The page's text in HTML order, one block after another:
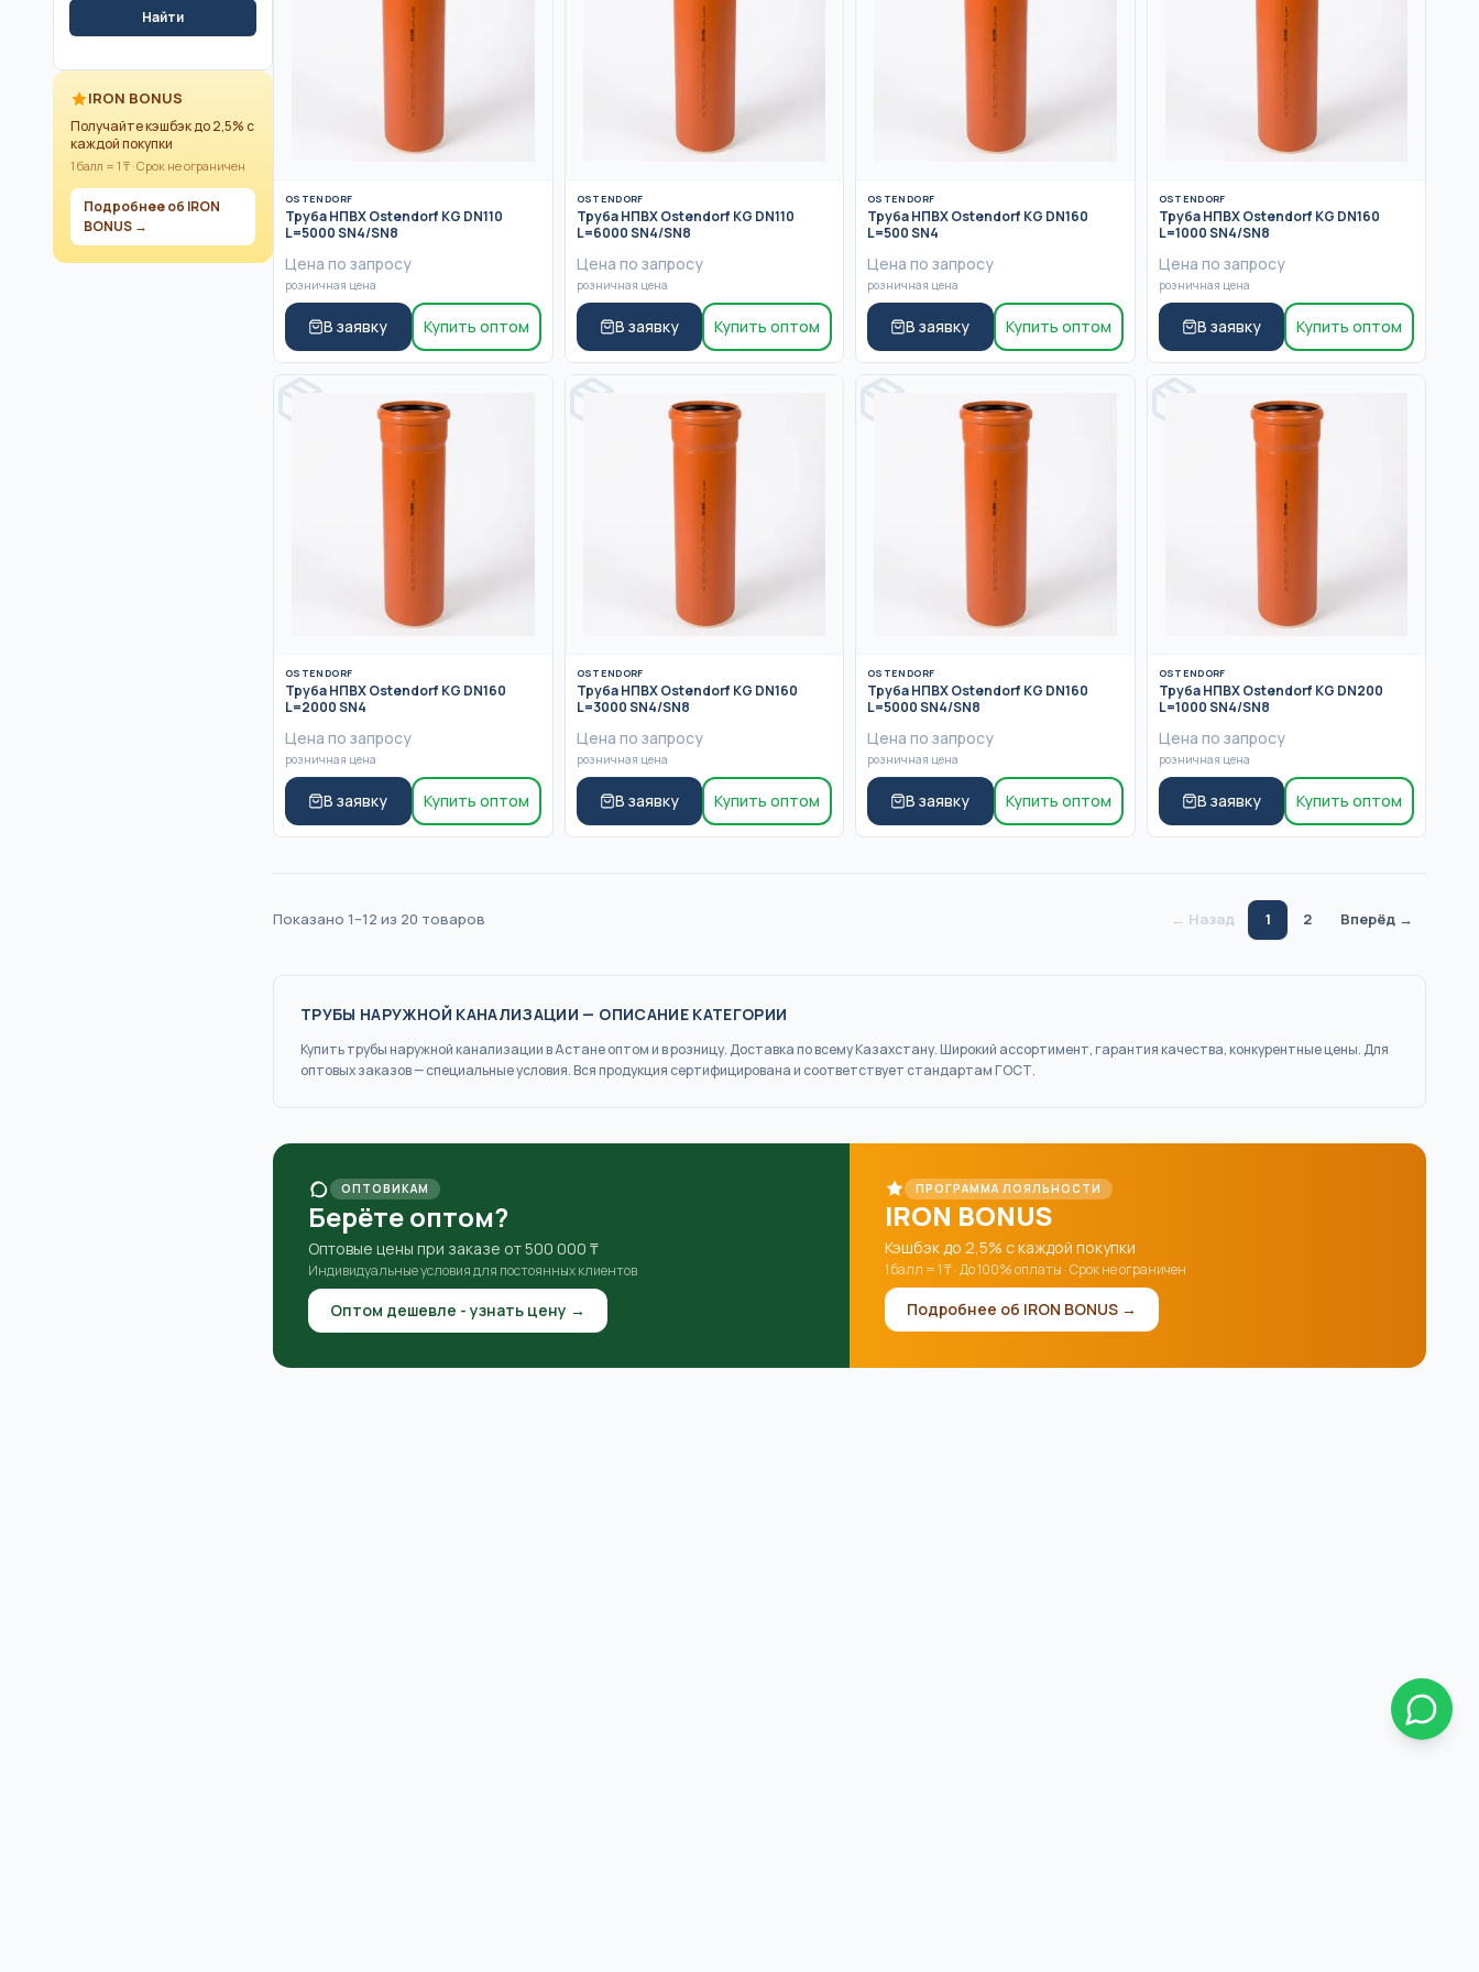
Найти
IRON BONUS
Получайте кэшбэк до 2,5% с
каждой покупки
1 балл = 1 ₸ · Срок не ограничен
Подробнее об IRON
BONUS →
OSTENDORF
Труба НПВХ Ostendorf KG DN110
L=5000 SN4/SN8
Цена по запросу
розничная цена
В заявку Купить оптом
OSTENDORF
Труба НПВХ Ostendorf KG DN110
L=6000 SN4/SN8
Цена по запросу
розничная цена
В заявку Купить оптом
OSTENDORF
Труба НПВХ Ostendorf KG DN160
L=500 SN4
Цена по запросу
розничная цена
В заявку Купить оптом
OSTENDORF
Труба НПВХ Ostendorf KG DN160
L=1000 SN4/SN8
Цена по запросу
розничная цена
В заявку Купить оптом
OSTENDORF
Труба НПВХ Ostendorf KG DN160
L=2000 SN4
Цена по запросу
розничная цена
В заявку Купить оптом
OSTENDORF
Труба НПВХ Ostendorf KG DN160
L=3000 SN4/SN8
Цена по запросу
розничная цена
В заявку Купить оптом
OSTENDORF
Труба НПВХ Ostendorf KG DN160
L=5000 SN4/SN8
Цена по запросу
розничная цена
В заявку Купить оптом
OSTENDORF
Труба НПВХ Ostendorf KG DN200
L=1000 SN4/SN8
Цена по запросу
розничная цена
В заявку Купить оптом
Показано 1–12 из 20 товаров ← Назад 1 2 Вперёд →
ТРУБЫ НАРУЖНОЙ КАНАЛИЗАЦИИ — ОПИСАНИЕ КАТЕГОРИИ
Купитьтрубы наружной канализации в Астанеоптом и в розницу. Доставка по всему Казахстану. Широкий ассортимент, гарантия качества, конкурентные цены. Для
оптовых заказов — специальные условия. Вся продукция сертифицирована и соответствует стандартам ГОСТ.
ОПТОВИКАМ
Берёте оптом?
Оптовые цены при заказе от 500 000 ₸
Индивидуальные условия для постоянных клиентов
Оптом дешевле - узнать цену →
ПРОГРАММА ЛОЯЛЬНОСТИ
IRON BONUS
Кэшбэк до 2,5% с каждой покупки
1 балл = 1 ₸ · До 100% оплаты · Срок не ограничен
Подробнее об IRON BONUS →